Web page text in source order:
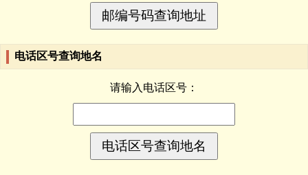
电话区号查询地名
请输入电话区号：